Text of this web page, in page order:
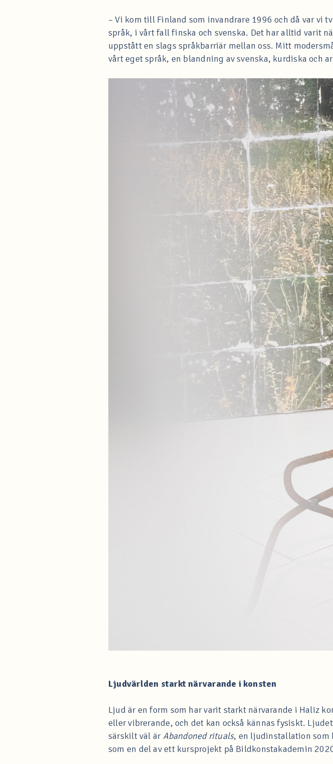
– Vi kom till Finland som invandrare 1996 och då var vi
språk, i vårt fall finska och svenska. Det har alltid varit
uppstått en slags språkbarriär mellan oss. Mitt
vårt eget språk, en blandning av svenska, kurdiska och
Ljudvärlden starkt närvarande i konsten
Ljud är en form som har varit starkt närvarande i Haliz
eller vibrerande, och det kan också kännas fysiskt.
särskilt väl ärAbandoned rituals, en ljudinstallation som
som en del av ett kursprojekt på Bildkonstakademin